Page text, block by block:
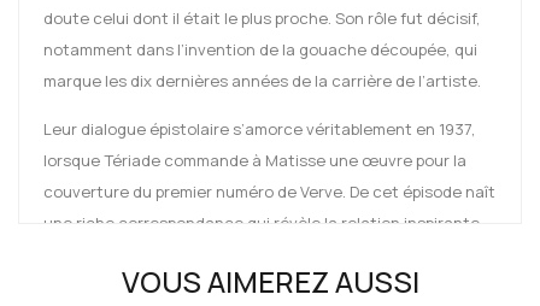
doute celui dont il était le plus proche. Son rôle fut décisif,
notamment dans l’invention de la gouache découpée, qui
marque les dix dernières années de la carrière de l’artiste.
Leur dialogue épistolaire s’amorce véritablement en 1937,
lorsque Tériade commande à Matisse une œuvre pour la
couverture du premier numéro de Verve. De cet épisode naît
une riche correspondance qui révèle la relation inspirante
sombres du XXe siècle. Elle donne le ton de toute une
VOUS AIMEREZ AUSSI